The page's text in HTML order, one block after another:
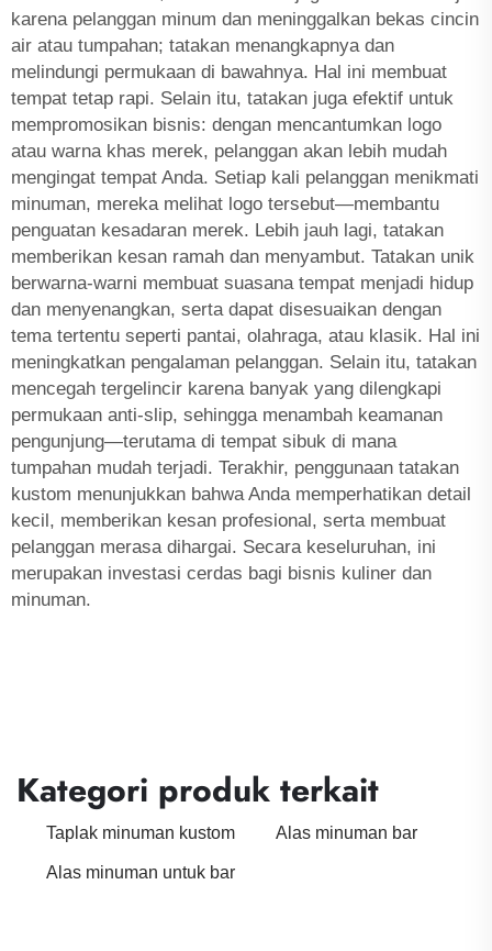
karena pelanggan minum dan meninggalkan bekas cincin
air atau tumpahan; tatakan menangkapnya dan
melindungi permukaan di bawahnya. Hal ini membuat
tempat tetap rapi. Selain itu, tatakan juga efektif untuk
mempromosikan bisnis: dengan mencantumkan logo
atau warna khas merek, pelanggan akan lebih mudah
mengingat tempat Anda. Setiap kali pelanggan menikmati
minuman, mereka melihat logo tersebut—membantu
penguatan kesadaran merek. Lebih jauh lagi, tatakan
memberikan kesan ramah dan menyambut. Tatakan unik
berwarna-warni membuat suasana tempat menjadi hidup
dan menyenangkan, serta dapat disesuaikan dengan
tema tertentu seperti pantai, olahraga, atau klasik. Hal ini
meningkatkan pengalaman pelanggan. Selain itu, tatakan
mencegah tergelincir karena banyak yang dilengkapi
permukaan anti-slip, sehingga menambah keamanan
pengunjung—terutama di tempat sibuk di mana
tumpahan mudah terjadi. Terakhir, penggunaan tatakan
kustom menunjukkan bahwa Anda memperhatikan detail
kecil, memberikan kesan profesional, serta membuat
pelanggan merasa dihargai. Secara keseluruhan, ini
merupakan investasi cerdas bagi bisnis kuliner dan
minuman.
Kategori produk terkait
Taplak minuman kustom Alas minuman bar
Alas minuman untuk bar